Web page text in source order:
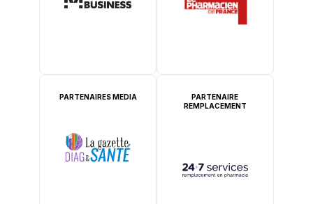
PARTENAIRES MEDIA
PARTENAIRE
REMPLACEMENT